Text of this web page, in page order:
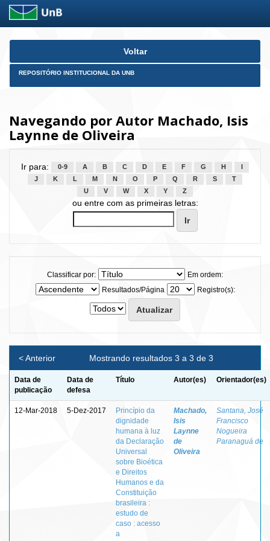
Skip
Voltar
REPOSITÓRIO INSTITUCIONAL DA UNB
Navegando por Autor Machado, Isis
Laynne de Oliveira
Ir para: 0-9 A B C D E F G H
J
K L M N O P Q R S
T
U
V W X Y Z
ou entre com as primeiras letras:
Classificar por:
Em ordem:
Resultados/Página
Registro(s):
Mostrando resultados 3 a 3 de 3
< Anterior
Data de
publicação
Data de
defesa
Título Autor(es) Orientador(es)
12-Mar-2018 5-Dez-2017
Princípio da
dignidade
humana à luz
da Declaração
Universal
sobre Bioética
e Direitos
Humanos e da
Constituição
brasileira :
estudo de
caso : acesso
a
Machado,
Isis
Laynne
de
Oliveira
Santana, José
Francisco
Nogueira
Paranaguá de